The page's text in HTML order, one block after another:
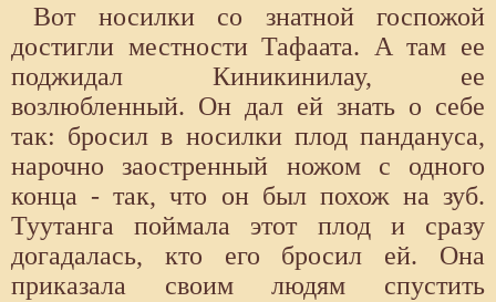
Вот носилки со знатной госпожой
достигли местности Тафаата. А там ее
поджидал Киникинилау, ее
возлюбленный. Он дал ей знать о себе
так: бросил в носилки плод пандануса,
нарочно заостренный ножом с одного
конца - так, что он был похож на зуб.
Туутанга поймала этот плод и сразу
догадалась, кто его бросил ей. Она
приказала своим людям спустить